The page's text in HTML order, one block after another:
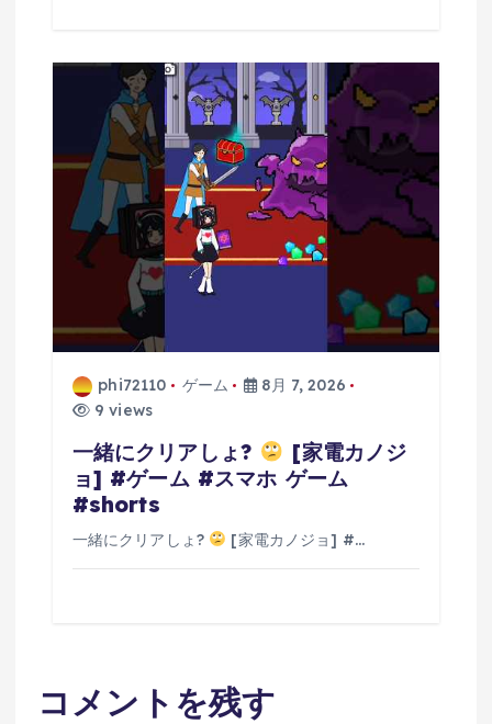
phi72110 ゲーム
8月 7, 2026
9 views
一緒にクリアしょ?
[家電カノジ
ョ] #ゲーム #スマホ ゲーム
#shorts
一緒にクリアしょ? [家電カノジョ] #…
コメントを残す